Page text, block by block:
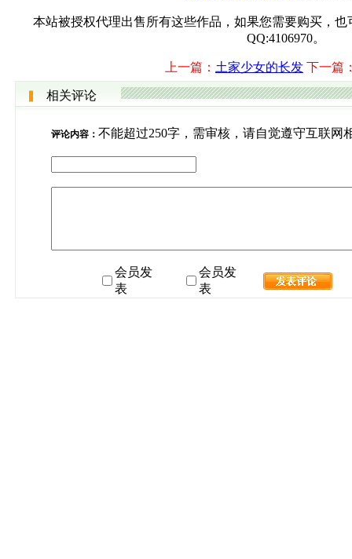
本站被授权代理出售所有这些作品，如果您需要购买，也
QQ:4106970。
上一篇： 土家少女的长发 下一篇
相关评论
评论内容： 不能超过250字，需审核，请自觉遵守互联网
会员发
表
会员发
表